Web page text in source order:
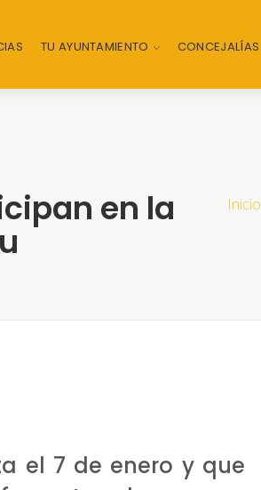
TU AYUNTAMIENTO CONCEJALÍAS
en la Inicio
el 7 de enero y que